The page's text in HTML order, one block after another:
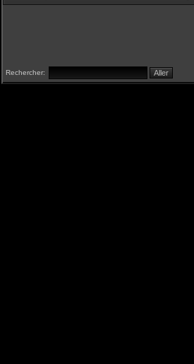
Rechercher: